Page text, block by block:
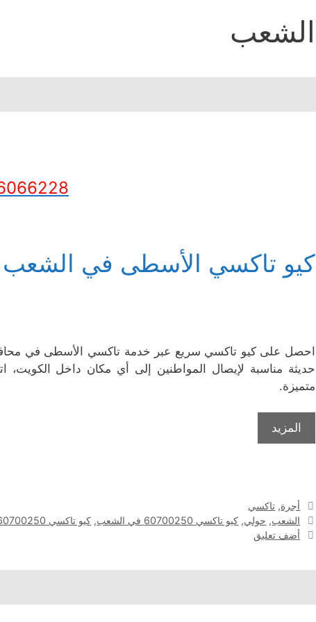
الشعب
كيو تاكسي الأسطى في الشعب
احصل على كيو تاكسي سريع عبر خدمة تاكسي الأسطى في
حديثة مناسبة لإيصال المواطنين إلى أي مكان داخل
متميزة.
المزيد
التصنيفات
أجرة, تاكسي
الوسوم
الشعب, حولي, كيو تاكسي 60700250 في الشعب , كيو تاكسي 60700250 في حولي
أضف تعليق